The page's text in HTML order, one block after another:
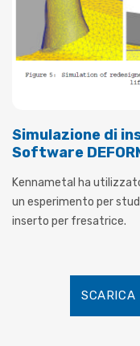
Simulazione di
Software
Kennametal ha
un esperimento per
inserto per fresatrice.
SCARICA